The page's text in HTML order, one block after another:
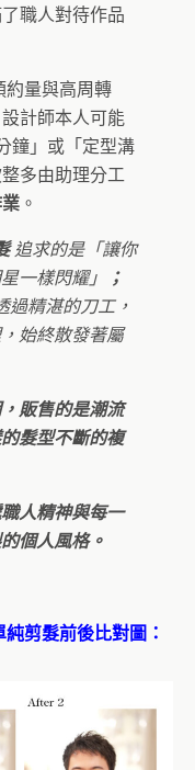
職人對待作品
約量與高周轉
計師本人可能
鐘」或「定型溝
多由助理分工
。
追求的是「讓你
一樣閃耀」
；
過精湛的刀工，
始終散發著屬
販售的是潮流
髮型不斷的複
人精神與每一
個人風格。
剪髮前後比對圖：